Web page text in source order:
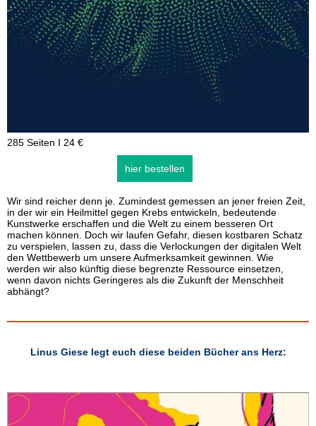
285 Seiten I 24 €
hier bestellen
Wir sind reicher denn je. Zumindest gemessen an jener freien Zeit,
in der wir ein Heilmittel gegen Krebs entwickeln, bedeutende
Kunstwerke erschaffen und die Welt zu einem besseren Ort
machen können. Doch wir laufen Gefahr, diesen kostbaren Schatz
zu verspielen, lassen zu, dass die Verlockungen der digitalen Welt
den Wettbewerb um unsere Aufmerksamkeit gewinnen. Wie
werden wir also künftig diese begrenzte Ressource einsetzen,
wenn davon nichts Geringeres als die Zukunft der Menschheit
abhängt?
Linus Giese legt euch diese beiden Bücher ans Herz: